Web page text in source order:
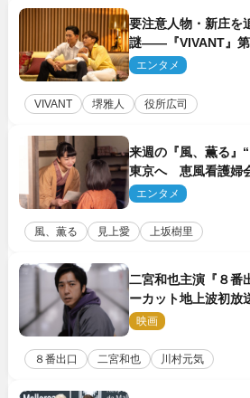
要注意人物・新庄を
謎――『VIVANT』第
エンタメ
VIVANT 堺雅人 役所広司
来週の『風、薫る』
東京へ 恵風看護婦
エンタメ
風、薫る 見上愛 上坂樹里
二宮和也主演『８番
ーカット地上波初
コメント到着
映画
８番出口 二宮和也 川村元気